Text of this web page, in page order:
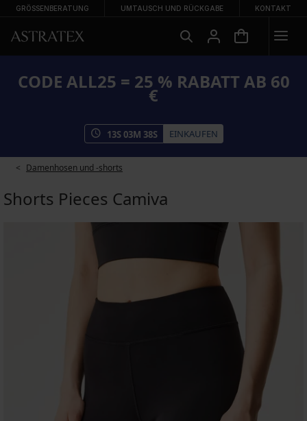
GRÖSSENBERATUNG UMTAUSCH UND RÜCKGABE KONTAKT
CODE ALL25 = 25 % RABATT AB 60
€
13S03M 38S EINKAUFEN
Damenhosen und -shorts
Shorts Pieces Camiva